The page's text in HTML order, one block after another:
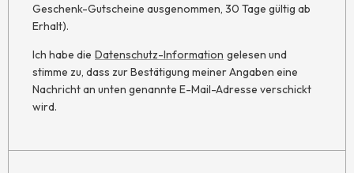
Geschenk-Gutscheine ausgenommen, 30 Tage gültig ab
Erhalt).
Ich habe die Datenschutz-Information gelesen und
stimme zu, dass zur Bestätigung meiner Angaben eine
Nachricht an unten genannte E-Mail-Adresse verschickt
wird.